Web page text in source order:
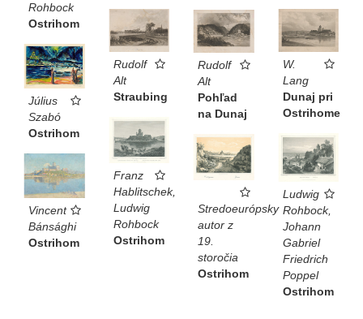
Rohbock
Ostrihom
Rudolf
Alt
Straubing
W.
Lang
Dunaj pri
Ostrihome
Rudolf
Alt
Pohľad
na Dunaj
Július
Szabó
Ostrihom
Franz
Hablitschek,
Ludwig
Rohbock
Ostrihom
Ludwig
Rohbock,
Johann
Gabriel
Friedrich
Poppel
Ostrihom
Stredoeurópsky
autor z
19.
storočia
Ostrihom
Vincent
Bánsághi
Ostrihom